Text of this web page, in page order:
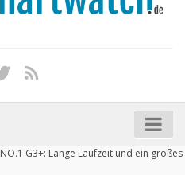
NO.1 G3+: Lange Laufzeit und ein großes